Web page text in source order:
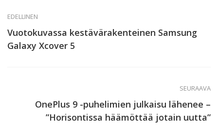
EDELLINEN
Vuotokuvassa kestävärakenteinen Samsung
Galaxy Xcover 5
SEURAAVA
OnePlus 9 -puhelimien julkaisu lähenee –
”Horisontissa häämöttää jotain uutta”